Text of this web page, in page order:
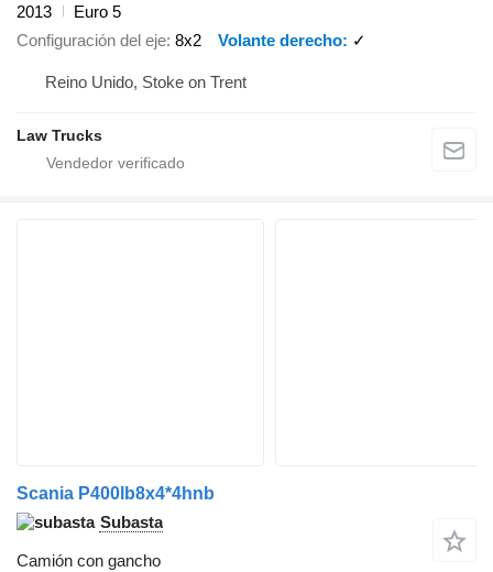
2013
Euro 5
Configuración del eje 8x2 Volante derecho ✓
Reino Unido, Stoke on Trent
Law Trucks
Scania P400lb8x4*4hnb
Subasta
Camión con gancho